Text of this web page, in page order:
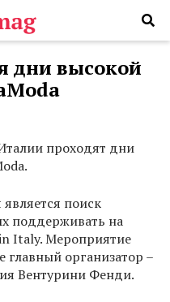
дни высокой
проходят дни
поиск
поддерживать на
Italy. Мероприятие
главный организатор –
Вентурини Фенди.